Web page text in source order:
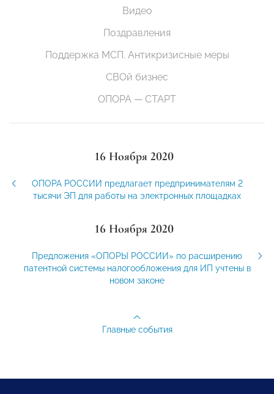
Видео
Поздравления
Поддержка МСП. Антикризисные меры
СВОй бизнес
ОПОРА — СТАРТ
16 Ноября 2020
ОПОРА РОССИИ предлагает предпринимателям 2
тысячи ЭП для работы на электронных площадках
16 Ноября 2020
Предложения «ОПОРЫ РОССИИ» по расширению
патентной системы налогообложения для ИП учтены в
новом законе
Главные события